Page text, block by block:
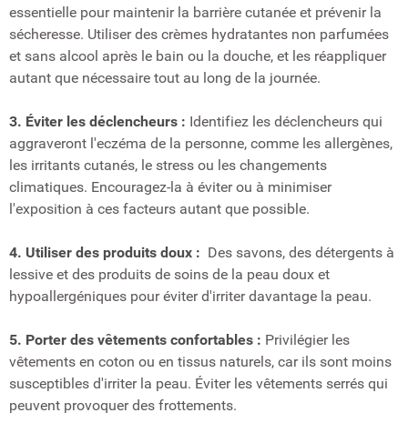
essentielle pour maintenir la barrière cutanée et prévenir la
sécheresse. Utiliser des crèmes hydratantes non parfumées
et sans alcool après le bain ou la douche, et les réappliquer
autant que nécessaire tout au long de la journée.
3. Éviter les déclencheurs : Identifiez les déclencheurs qui
aggraveront l'eczéma de la personne, comme les allergènes,
les irritants cutanés, le stress ou les changements
climatiques. Encouragez-la à éviter ou à minimiser
l'exposition à ces facteurs autant que possible.
4. Utiliser des produits doux : Des savons, des détergents à
lessive et des produits de soins de la peau doux et
hypoallergéniques pour éviter d'irriter davantage la peau.
5. Porter des vêtements confortables : Privilégier les
vêtements en coton ou en tissus naturels, car ils sont moins
susceptibles d'irriter la peau. Éviter les vêtements serrés qui
peuvent provoquer des frottements.